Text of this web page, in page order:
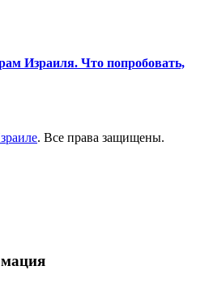
Израиля. Что попробовать,
. Все права защищены.